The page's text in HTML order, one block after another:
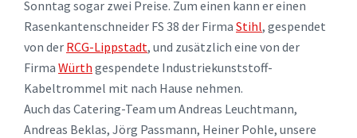
Sonntag sogar zwei Preise. Zum einen kann er einen
Rasenkantenschneider FS 38 der Firma Stihl, gespendet
von der RCG-Lippstadt, und zusätzlich eine von der
Firma Würth gespendete Industriekunststoff-
Kabeltrommel mit nach Hause nehmen.
Auch das Catering-Team um Andreas Leuchtmann,
Andreas Beklas, Jörg Passmann, Heiner Pohle, unsere